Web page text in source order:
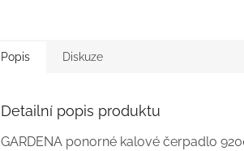
Popis Diskuze
Detailní popis produktu
GARDENA ponorné kalové čerpadlo